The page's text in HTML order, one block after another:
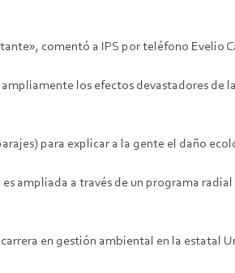
comentó a IPS por teléfono Evelio
los efectos devastadores de
para explicar a la gente el daño
ampliada a través de un programa
en gestión ambiental en la estatal